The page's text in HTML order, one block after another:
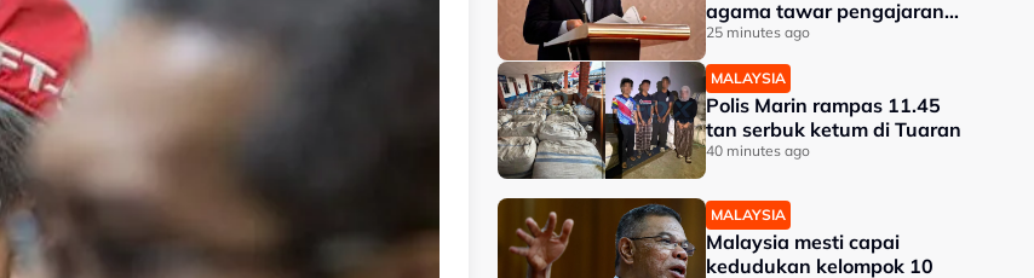
agama tawar pengajaran
kepada dunia - Aaron
25 minutes ago
MALAYSIA
Polis Marin rampas 11.45
tan serbuk ketum di Tuaran
40 minutes ago
MALAYSIA
Malaysia mesti capai
kedudukan kelompok 10